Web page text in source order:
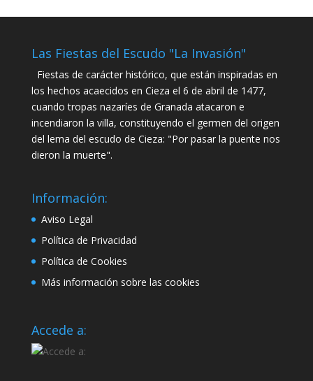
Las Fiestas del Escudo "La Invasión"
Fiestas de carácter histórico, que están inspiradas en
los hechos acaecidos en Cieza el 6 de abril de 1477,
cuando tropas nazaríes de Granada atacaron e
incendiaron la villa, constituyendo el germen del origen
del lema del escudo de Cieza: "Por pasar la puente nos
dieron la muerte".
Información:
Aviso Legal
Política de Privacidad
Política de Cookies
Más información sobre las cookies
Accede a: